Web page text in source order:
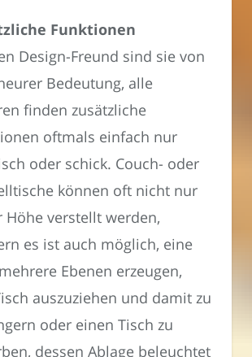
Funktionen
Design-Freund sind sie von
Bedeutung, alle
finden zusätzliche
oftmals einfach nur
oder schick. Couch- oder
können oft nicht nur
Höhe verstellt werden,
es ist auch möglich, eine
Ebenen erzeugen,
auszuziehen und damit zu
oder einen Tisch zu
dessen Ablage beleuchtet